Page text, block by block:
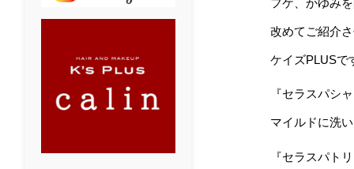
フケ、かゆみ
改めてご紹介
ケイズPLUSで
『セラスパシ
マイルドに洗
『セラスパト